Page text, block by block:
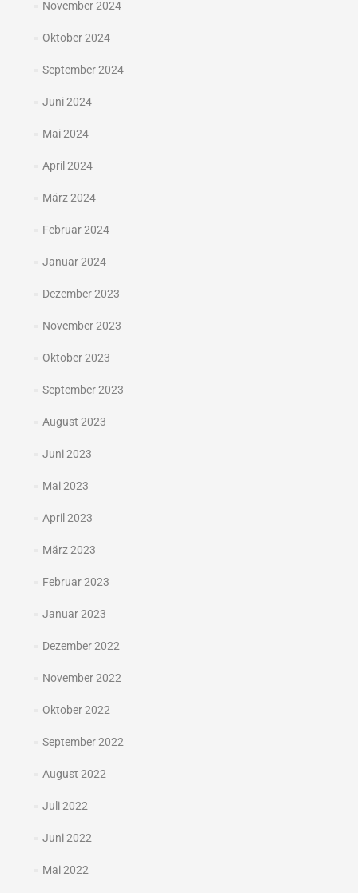
November 2024
Oktober 2024
September 2024
Juni 2024
Mai 2024
April 2024
März 2024
Februar 2024
Januar 2024
Dezember 2023
November 2023
Oktober 2023
September 2023
August 2023
Juni 2023
Mai 2023
April 2023
März 2023
Februar 2023
Januar 2023
Dezember 2022
November 2022
Oktober 2022
September 2022
August 2022
Juli 2022
Juni 2022
Mai 2022